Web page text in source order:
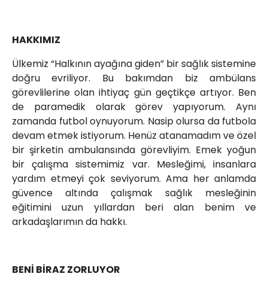
HAKKIMIZ
Ülkemiz “Halkının ayağına giden” bir sağlık sistemine
doğru evriliyor. Bu bakımdan biz ambülans
görevlilerine olan ihtiyaç gün geçtikçe artıyor. Ben
de paramedik olarak görev yapıyorum. Aynı
zamanda futbol oynuyorum. Nasip olursa da futbola
devam etmek istiyorum. Henüz atanamadım ve özel
bir şirketin ambulansında görevliyim. Emek yoğun
bir çalışma sistemimiz var. Mesleğimi, insanlara
yardım etmeyi çok seviyorum. Ama her anlamda
güvence altında çalışmak sağlık mesleğinin
eğitimini uzun yıllardan beri alan benim ve
arkadaşlarımın da hakkı.
BENİ BİRAZ ZORLUYOR